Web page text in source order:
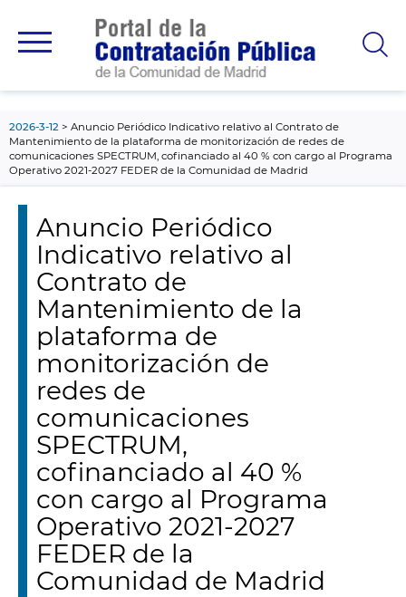
principal
2026-3-12
Anuncio Periódico Indicativo relativo al Contrato de
Mantenimiento de la plataforma de monitorización de redes de
comunicaciones SPECTRUM, cofinanciado al 40 % con cargo al Programa
Operativo 2021-2027 FEDER de la Comunidad de Madrid
Anuncio Periódico
Indicativo relativo al
Contrato de
Mantenimiento de la
plataforma de
monitorización de
redes de
comunicaciones
SPECTRUM,
cofinanciado al 40 %
con cargo al Programa
Operativo 2021-2027
FEDER de la
Comunidad de Madrid